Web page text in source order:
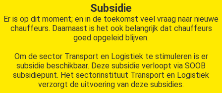
Subsidie
Er is op dit moment; en in de toekomst veel vraag naar nieuwe
chauffeurs. Daarnaast is het ook belangrijk dat chauffeurs
goed opgeleid blijven.
Om de sector Transport en Logistiek te stimuleren is er
subsidie beschikbaar. Deze subsidie verloopt via SOOB
subsidiepunt. Het sectorinstituut Transport en Logistiek
verzorgt de uitvoering van deze subsidies.